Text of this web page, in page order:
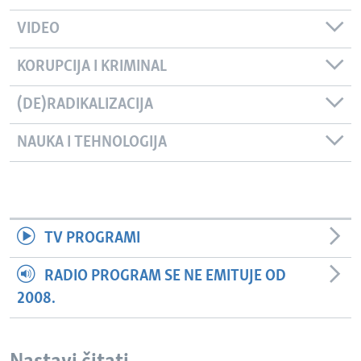
VIDEO
KORUPCIJA I KRIMINAL
(DE)RADIKALIZACIJA
NAUKA I TEHNOLOGIJA
TV PROGRAMI
RADIO PROGRAM SE NE EMITUJE OD
2008.